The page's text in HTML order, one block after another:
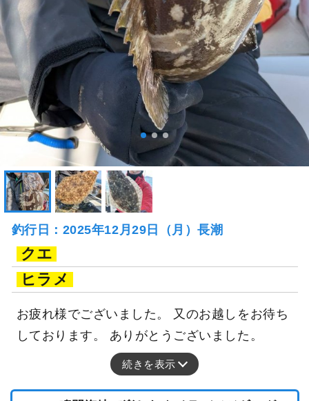
釣行日：2025年12月29日（月）長潮
クエ
ヒラメ
お疲れ様でございました。 又のお越しをお待ち
しております。 ありがとうございました。
続きを表示